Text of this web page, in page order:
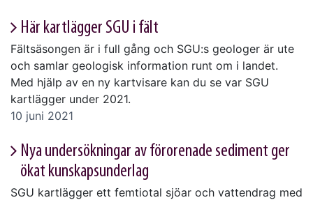
Här kartlägger SGU i fält
Fältsäsongen är i full gång och SGU:s geologer är ute
och samlar geologisk information runt om i landet.
Med hjälp av en ny kartvisare kan du se var SGU
kartlägger under 2021.
10 juni 2021
Nya undersökningar av förorenade sediment ger
ökat kunskapsunderlag
SGU kartlägger ett femtiotal sjöar och vattendrag med